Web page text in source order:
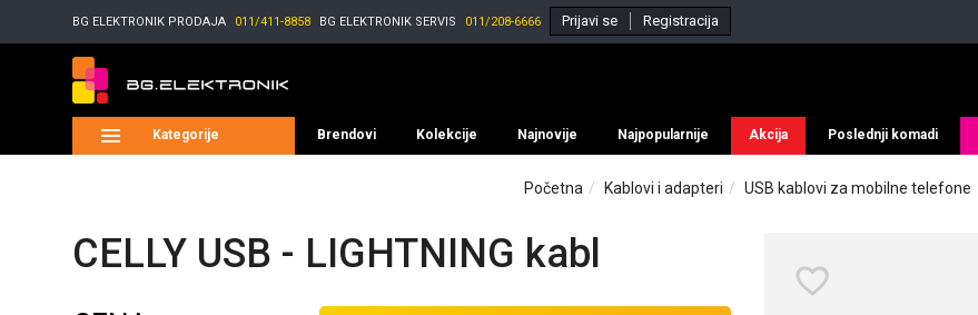
BG ELEKTRONIK PRODAJA 011/411-8858 BG ELEKTRONIK SERVIS 011/208-6666 Prijavi se Registracija
Kategorije Brendovi Kolekcije Najnovije Najpopularnije Akcija Poslednji komadi
Početna Kablovi i adapteri USB kablovi za mobilne telefone
CELLY USB - LIGHTNING kabl